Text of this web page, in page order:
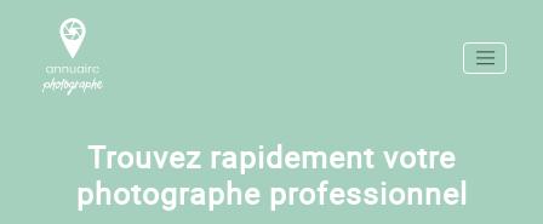
Trouvez rapidement votre
photographe professionnel